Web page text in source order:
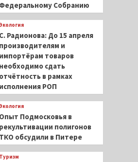
Федеральному Собранию
С. Радионова: До 15 апреля
производителям и
импортёрам товаров
необходимо сдать
отчётность в рамках
исполнения РОП
Опыт Подмосковья в
рекультивации полигонов
ТКО обсудили в Питере
Туризм